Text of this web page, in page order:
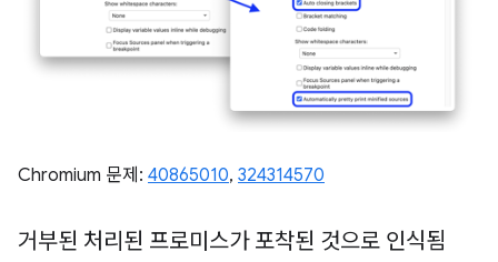
Chromium 문제: 40865010, 324314570
거부된 처리된 프로미스가 포착된 것으로 인식됨